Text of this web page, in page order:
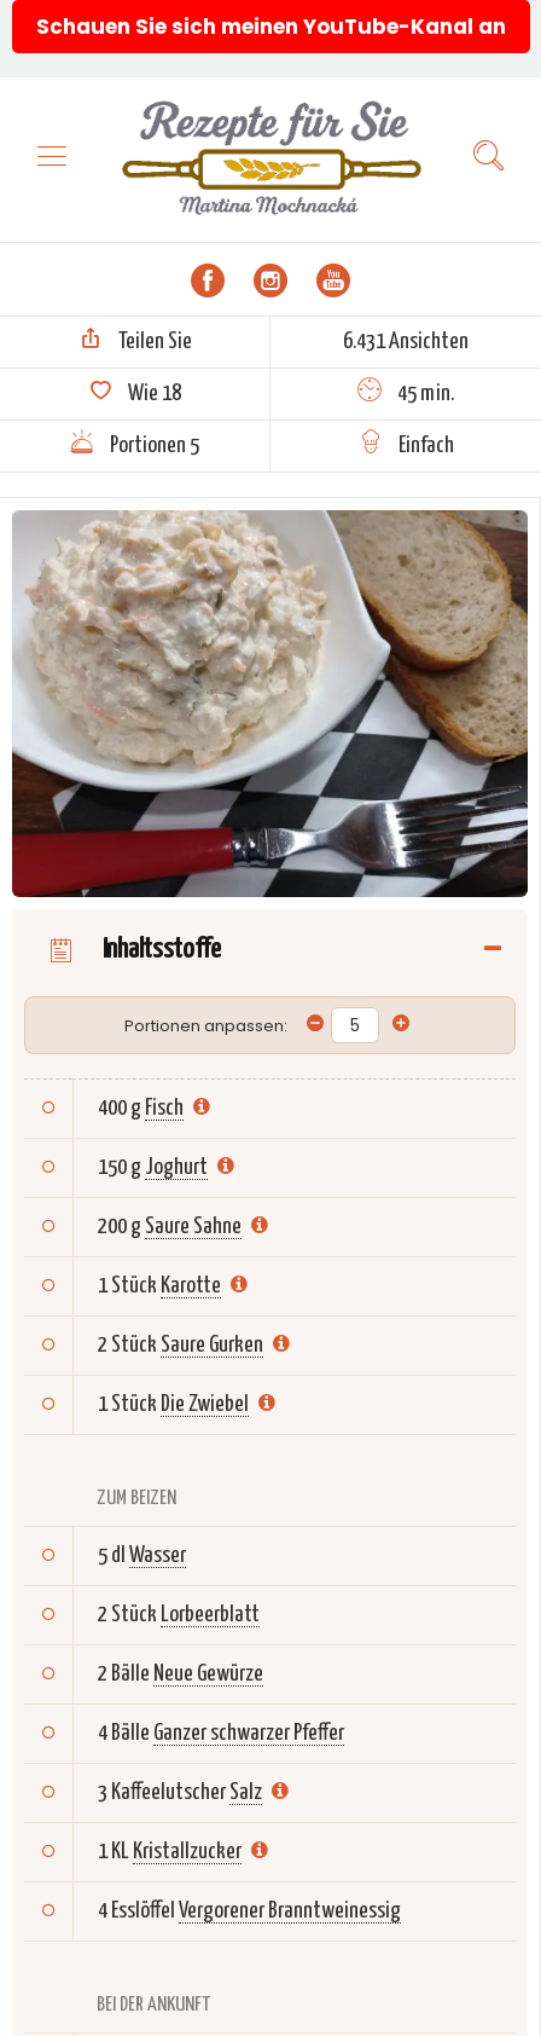
Schauen Sie sich meinen YouTube-Kanal an
Teilen Sie 6.431 Ansichten
Wie 18 45 min.
Portionen 5 Einfach
Inhaltsstoffe
Portionen anpassen:
400 g Fisch
150 g Joghurt
200 g Saure Sahne
1 Stück Karotte
2 Stück Saure Gurken
1 Stück Die Zwiebel
ZUM BEIZEN
5 dl Wasser
2 Stück Lorbeerblatt
2 Bälle Neue Gewürze
4 Bälle Ganzer schwarzer Pfeffer
3 Kaffeelutscher Salz
1 KL Kristallzucker
4 Esslöffel Vergorener Branntweinessig
BEI DER ANKUNFT